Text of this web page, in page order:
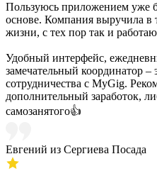
Пользуюсь приложением уже
основе. Компания выручила
жизни, с тех пор так и
Удобный интерфейс,
замечательный координатор –
сотрудничества с MyGig.
дополнительный заработок,
самозанятого👍
Евгений из Сергиева Посада